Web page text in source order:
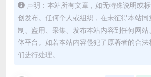
声明：本站所有文章，如无特殊说明或
创发布。任何个人或组织，在未征得本站同
制、盗用、采集、发布本站内容到任何网站
体平台。如若本站内容侵犯了原著者的合
们进行处理。